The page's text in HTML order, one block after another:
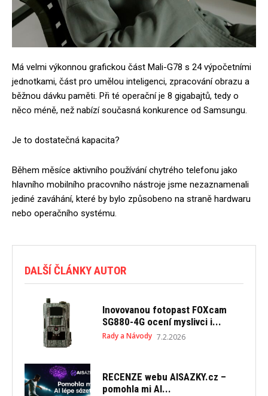
Má velmi výkonnou grafickou část Mali-G78 s 24 výpočetními
jednotkami, část pro umělou inteligenci, zpracování obrazu a
běžnou dávku paměti. Při té operační je 8 gigabajtů, tedy o
něco méně, než nabízí současná konkurence od Samsungu.
Je to dostatečná kapacita?
Během měsíce aktivního používání chytrého telefonu jako
hlavního mobilního pracovního nástroje jsme nezaznamenali
jediné zaváhání, které by bylo způsobeno na straně hardwaru
nebo operačního systému.
DALŠÍ ČLÁNKY AUTOR
Inovovanou fotopast FOXcam
SG880-4G ocení myslivci i...
Rady a Návody 7.2.2026
RECENZE webu AISAZKY.cz –
pomohla mi AI...